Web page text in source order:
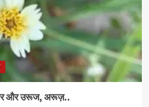
और उरूज, अरूज़..